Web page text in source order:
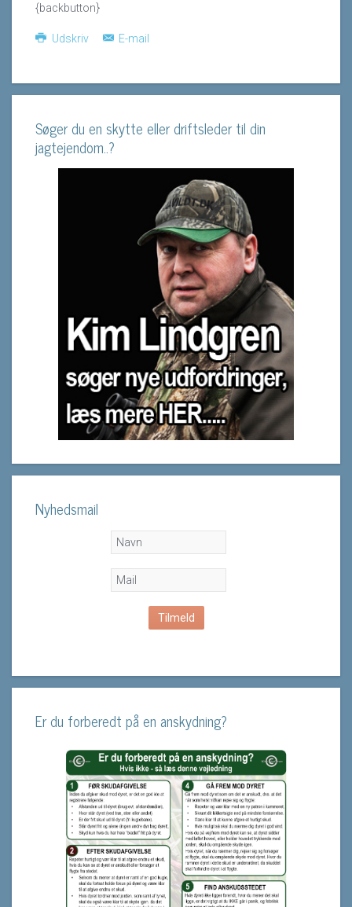
{backbutton}
Udskriv E-mail
Søger du en skytte eller driftsleder til din
jagtejendom..?
Nyhedsmail
Er du forberedt på en anskydning?